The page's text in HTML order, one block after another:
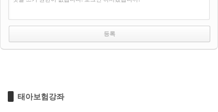
태아보험강좌